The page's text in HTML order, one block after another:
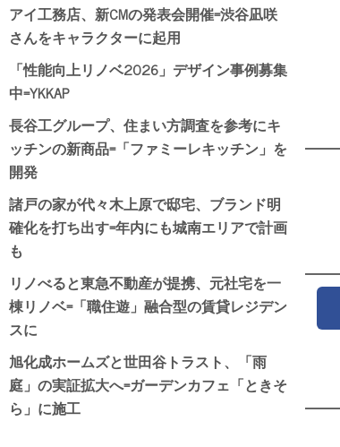
アイ工務店、新CMの発表会開催=渋谷凪咲
さんをキャラクターに起用
「性能向上リノベ2026」デザイン事例募集
中=YKKAP
長谷工グループ、住まい方調査を参考にキ
ッチンの新商品=「ファミーレキッチン」を
開発
諸戸の家が代々木上原で邸宅、ブランド明
確化を打ち出す=年内にも城南エリアで計画
も
リノべると東急不動産が提携、元社宅を一
棟リノベ=「職住遊」融合型の賃貸レジデン
スに
旭化成ホームズと世田谷トラスト、「雨
庭」の実証拡大へ=ガーデンカフェ「ときそ
ら」に施工